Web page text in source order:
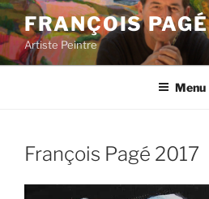
Aller
au
contenu
principal
FRANÇOIS PAGÉ
Artiste Peintre
Menu
François Pagé 2017